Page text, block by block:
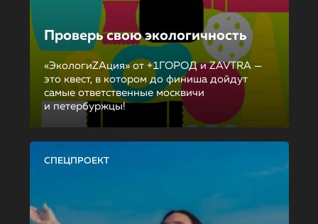
Проверь свою экологичность
«ЭкологиZAция» от +1ГОРОД и ZAVTRA —
это квест, в котором до финиша дойдут
самые ответственные москвичи
и петербуржцы!
СПЕЦПРОЕКТ